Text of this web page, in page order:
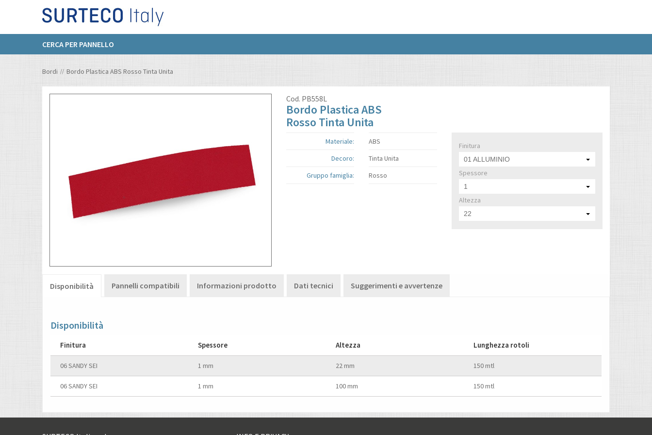
CERCA PER PANNELLO
Bordi Bordo Plastica ABS Rosso Tinta Unita
Cod. PB558L
Bordo Plastica ABS
Rosso Tinta Unita
Materiale:
Decoro:
Gruppo famiglia:
ABS
Tinta Unita
Rosso
Finitura
01 ALLUMINIO
Spessore
1
Altezza
22
Disponibilità Pannelli compatibili Informazioni prodotto Dati tecnici Suggerimenti e avvertenze
Disponibilità
Finitura Spessore Altezza Lunghezza rotoli
06 SANDY SEI 1 mm 22 mm 150 mtl
06 SANDY SEI 1 mm 100 mm 150 mtl